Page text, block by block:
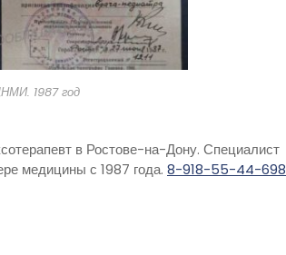
1987 год
в Ростове-на-Дону. Специалист
медицины с 1987 года. 8-918-55-44-698